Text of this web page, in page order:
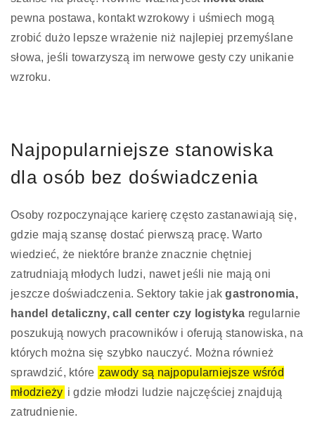
pewna postawa, kontakt wzrokowy i uśmiech mogą
zrobić dużo lepsze wrażenie niż najlepiej przemyślane
słowa, jeśli towarzyszą im nerwowe gesty czy unikanie
wzroku.
Najpopularniejsze stanowiska
dla osób bez doświadczenia
Osoby rozpoczynające karierę często zastanawiają się,
gdzie mają szansę dostać pierwszą pracę. Warto
wiedzieć, że niektóre branże znacznie chętniej
zatrudniają młodych ludzi, nawet jeśli nie mają oni
jeszcze doświadczenia. Sektory takie jakgastronomia,
handel detaliczny, call center czy logistyka regularnie
poszukują nowych pracowników i oferują stanowiska, na
których można się szybko nauczyć. Można również
sprawdzić, które zawody są najpopularniejsze wśród
młodzieży i gdzie młodzi ludzie najczęściej znajdują
zatrudnienie.